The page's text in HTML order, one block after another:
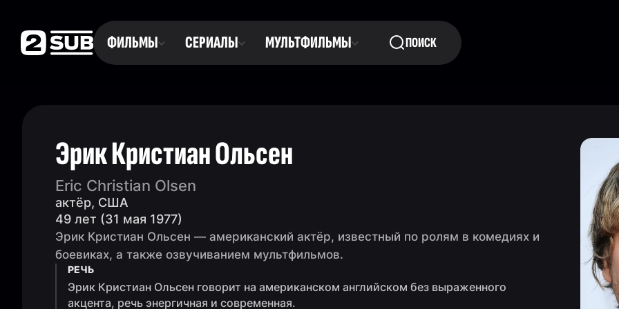
ФИЛЬМЫ СЕРИАЛЫ МУЛЬТФИЛЬМЫ ПОИСК
Эрик Кристиан Ольсен
Eric Christian Olsen
актёр, США
49 лет (31 мая 1977)
Эрик Кристиан Ольсен — американский актёр, известный по ролям в комедиях и
боевиках, а также озвучиванием мультфильмов.
РЕЧЬ
Эрик Кристиан Ольсен говорит на американском английском без выраженного
акцента, речь энергичная и современная.